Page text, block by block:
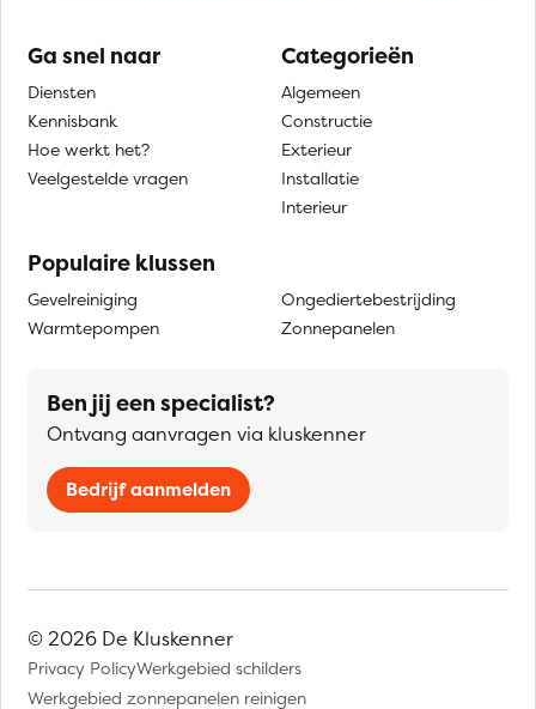
Ga snel naar
Diensten
Kennisbank
Hoe werkt het?
Veelgestelde vragen
Categorieën
Algemeen
Constructie
Exterieur
Installatie
Interieur
Populaire klussen
Gevelreiniging
Warmtepompen
Ongediertebestrijding
Zonnepanelen
Ben jij een specialist?
Ontvang aanvragen via kluskenner
Bedrijf aanmelden
© 2026 De Kluskenner
Privacy PolicyWerkgebied schilders
Werkgebied zonnepanelen reinigen